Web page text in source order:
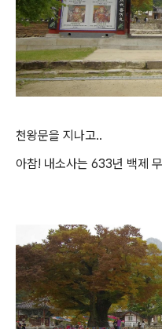
천왕문을 지나고..
아참! 내소사는 633년 백제